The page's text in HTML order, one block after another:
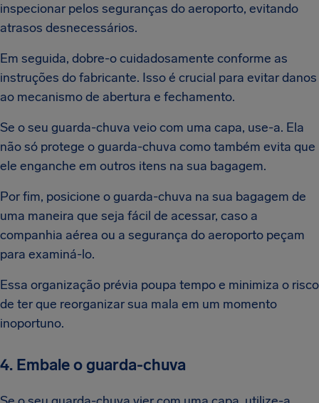
inspecionar pelos seguranças do aeroporto, evitando
atrasos desnecessários.
Em seguida, dobre-o cuidadosamente conforme as
instruções do fabricante. Isso é crucial para evitar danos
ao mecanismo de abertura e fechamento.
Se o seu guarda-chuva veio com uma capa, use-a. Ela
não só protege o guarda-chuva como também evita que
ele enganche em outros itens na sua bagagem.
Por fim, posicione o guarda-chuva na sua bagagem de
uma maneira que seja fácil de acessar, caso a
companhia aérea ou a segurança do aeroporto peçam
para examiná-lo.
Essa organização prévia poupa tempo e minimiza o risco
de ter que reorganizar sua mala em um momento
inoportuno.
4. Embale o guarda-chuva